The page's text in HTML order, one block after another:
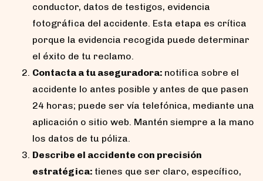
conductor, datos de testigos, evidencia
fotográfica del accidente. Esta etapa es crítica
porque la evidencia recogida puede determinar
el éxito de tu reclamo.
Contacta a tu aseguradora: notifica sobre el
accidente lo antes posible y antes de que pasen
24 horas; puede ser vía telefónica, mediante una
aplicación o sitio web. Mantén siempre a la mano
los datos de tu póliza.
Describe el accidente con precisión
estratégica: tienes que ser claro, específico,